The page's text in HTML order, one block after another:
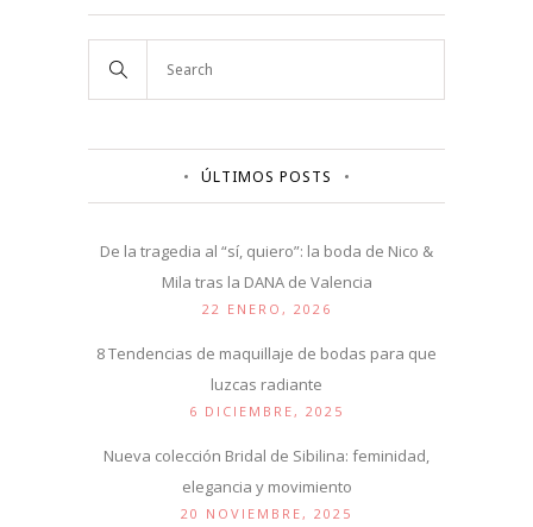
ÚLTIMOS POSTS
De la tragedia al “sí, quiero”: la boda de Nico &
Mila tras la DANA de Valencia
22 ENERO, 2026
8 Tendencias de maquillaje de bodas para que
luzcas radiante
6 DICIEMBRE, 2025
Nueva colección Bridal de Sibilina: feminidad,
elegancia y movimiento
20 NOVIEMBRE, 2025